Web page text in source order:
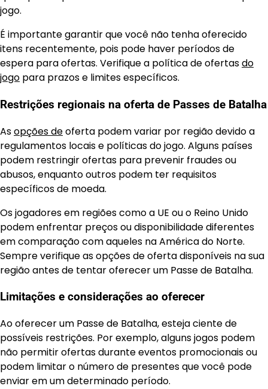
jogo.
É importante garantir que você não tenha oferecido
itens recentemente, pois pode haver períodos de
espera para ofertas. Verifique a política de ofertasdo
jogo para prazos e limites específicos.
Restrições regionais na oferta de Passes de Batalha
Asopções deoferta podem variar por região devido a
regulamentos locais e políticas do jogo. Alguns países
podem restringir ofertas para prevenir fraudes ou
abusos, enquanto outros podem ter requisitos
específicos de moeda.
Os jogadores em regiões como a UE ou o Reino Unido
podem enfrentar preços ou disponibilidade diferentes
em comparação com aqueles na América do Norte.
Sempre verifique as opções de oferta disponíveis na sua
região antes de tentar oferecer um Passe de Batalha.
Limitações e considerações ao oferecer
Ao oferecer um Passe de Batalha, esteja ciente de
possíveis restrições. Por exemplo, alguns jogos podem
não permitir ofertas durante eventos promocionais ou
podem limitar o número de presentes que você pode
enviar em um determinado período.